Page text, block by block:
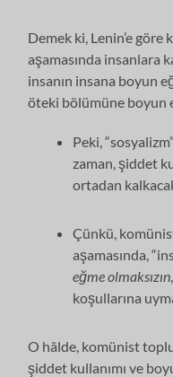
Demek ki, Lenin’e
aşamasında insanlara
insanın insana boyun
öteki bölümüne boyun
Peki,
zaman, şiddet
ortadan
Çünkü,
aşamasında,
eğmeolmaksızın
koşullarına
O hâlde, komünist
şiddet kullanımı ve